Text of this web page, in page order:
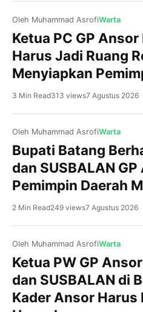
Gringsing, NU Batang
tantangan bagi generasi
01 Banyuputih diajak mulai
sejak bangku madrasah
PT Feed and Care De Heus
Kegiatan yang diikuti
bagian dari program […]
Oleh Muhammad AsrofiWarta
Ketua PC GP
Harus Jadi Ruang
Menyiapkan
Kandeman, NU BatangKetua
Ansor Kabupaten Batang, H
Danial, menegaskan bahwa
3 Min Read313 views7 Agustus 2026
Oleh Muhammad AsrofiWarta
Bupati Batang
dan SUSBALAN
Pemimpin Daerah
2 Min Read249 views7 Agustus 2026
Oleh Muhammad AsrofiWarta
Ketua PW GP
dan SUSBALAN di
Kader Ansor Harus